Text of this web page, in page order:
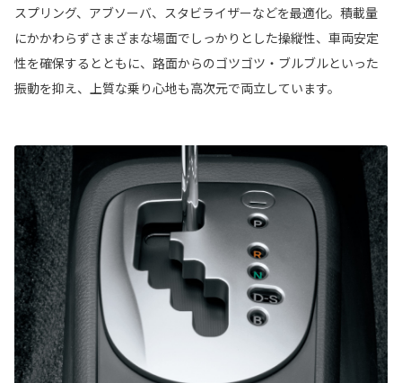
スプリング、アブソーバ、スタビライザーなどを最適化。積載量
にかかわらずさまざまな場面でしっかりとした操縦性、車両安定
性を確保するとともに、路面からのゴツゴツ・ブルブルといった
振動を抑え、上質な乗り心地も高次元で両立しています。